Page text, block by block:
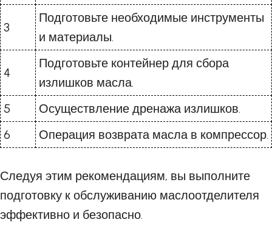
3
Подготовьте необходимые инструменты
и материалы.
4
Подготовьте контейнер для сбора
излишков масла.
5
Осуществление дренажа излишков.
6
Операция возврата масла в компрессор.
Следуя этим рекомендациям, вы выполните
подготовку к обслуживанию маслоотделителя
эффективно и безопасно.